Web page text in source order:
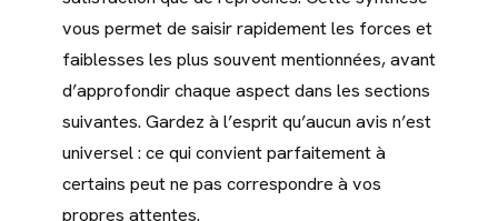
vous permet de saisir rapidement les forces et
faiblesses les plus souvent mentionnées, avant
d’approfondir chaque aspect dans les sections
suivantes. Gardez à l’esprit qu’aucun avis n’est
universel : ce qui convient parfaitement à
certains peut ne pas correspondre à vos
propres attentes.